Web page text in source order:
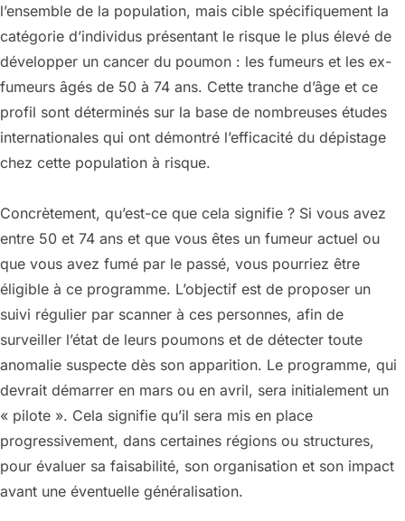
l’ensemble de la population, mais cible spécifiquement la
catégorie d’individus présentant le risque le plus élevé de
développer un cancer du poumon : les fumeurs et les ex-
fumeurs âgés de 50 à 74 ans. Cette tranche d’âge et ce
profil sont déterminés sur la base de nombreuses études
internationales qui ont démontré l’efficacité du dépistage
chez cette population à risque.
Concrètement, qu’est-ce que cela signifie ? Si vous avez
entre 50 et 74 ans et que vous êtes un fumeur actuel ou
que vous avez fumé par le passé, vous pourriez être
éligible à ce programme. L’objectif est de proposer un
suivi régulier par scanner à ces personnes, afin de
surveiller l’état de leurs poumons et de détecter toute
anomalie suspecte dès son apparition. Le programme, qui
devrait démarrer en mars ou en avril, sera initialement un
« pilote ». Cela signifie qu’il sera mis en place
progressivement, dans certaines régions ou structures,
pour évaluer sa faisabilité, son organisation et son impact
avant une éventuelle généralisation.